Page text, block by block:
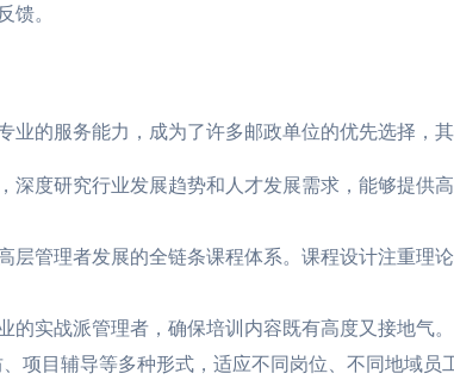
。
业的服务能力，成为了许多邮政单位的优先选择，
深度研究行业发展趋势和人才发展需求，能够提供
管理者发展的全链条课程体系。课程设计注重理
实战派管理者，确保培训内容既有高度又接地气。
项目辅导等多种形式，适应不同岗位、不同地域员